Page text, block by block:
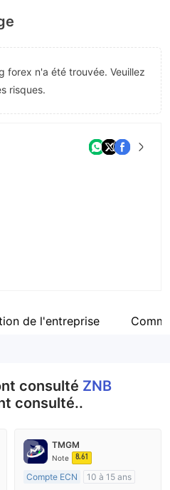
forex n'a été trouvée. Veuillez
risques.
de l'entreprise
consulté ZNB
consulté..
TMGM
Note 8.61
Compte ECN
10 à 15 ans